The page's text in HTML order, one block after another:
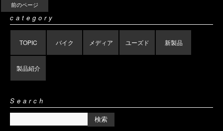
前のページ
category
TOPIC バイク メディア ユーズド 新製品
製品紹介
Search